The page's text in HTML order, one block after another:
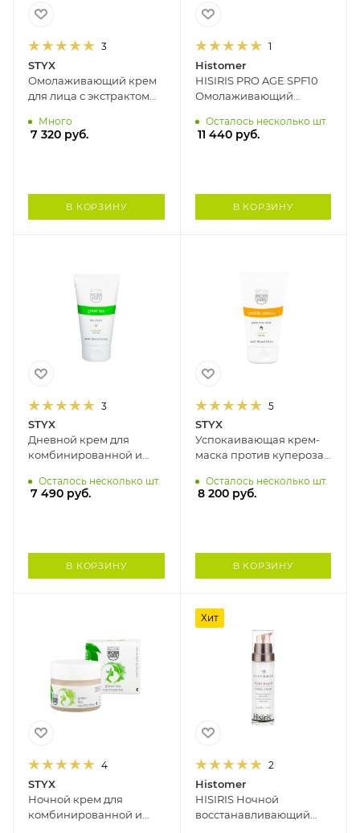
3
STYX
Омолаживающий крем
для лица с экстрактом
РОЗОВЫЙ САД STYX, 50
мл
Много
7 320 руб.
В КОРЗИНУ
1
Histomer
HISIRIS PRO AGE SPF10
Омолаживающий
чувствительной кожи
HISTOMER, 50 мл
Осталось несколько шт.
11 440руб.
В КОРЗИНУ
3
STYX
Дневной крем для
комбинированной и
ЗЕЛЕНЫЙ ЧАЙ STYX, 150
мл
Осталось несколько шт.
7 490 руб.
В КОРЗИНУ
5
STYX
Успокаивающая крем-
маска против купероза
на коже GREEN ASIA
STYX, 150 мл
Осталось несколько шт.
8 200руб.
В КОРЗИНУ
4
STYX
Ночной крем для
комбинированной и
Хит
2
Histomer
HISIRIS Ночной
восстанавливающий